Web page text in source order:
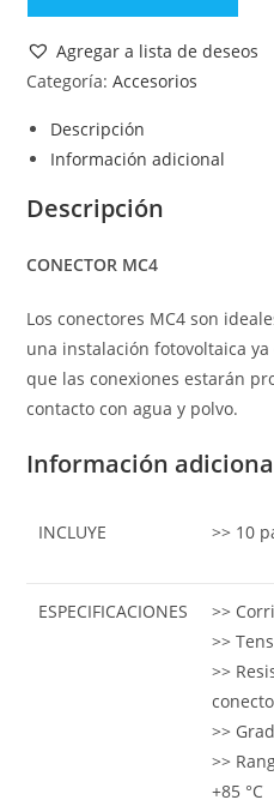
Agregar a lista de deseos
Categoría:Accesorios
Descripción
Información adicional
Descripción
CONECTOR MC4
Los conectores MC4 son
una instalación fotovoltaica
que las conexiones estarán
contacto con agua y polvo.
Información
INCLUYE >> 10
ESPECIFICACIONES
>>
>>
>>
>>
>>
+85 °C